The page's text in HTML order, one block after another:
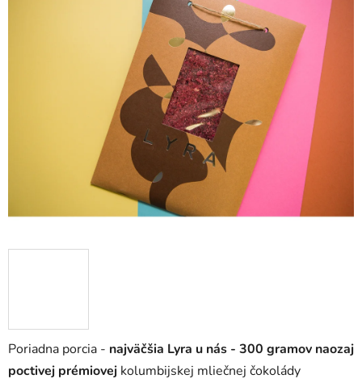
Poriadna porcia - najväčšia Lyra u nás - 300 gramov naozaj
poctivej prémiovej kolumbijskej mliečnej čokolády